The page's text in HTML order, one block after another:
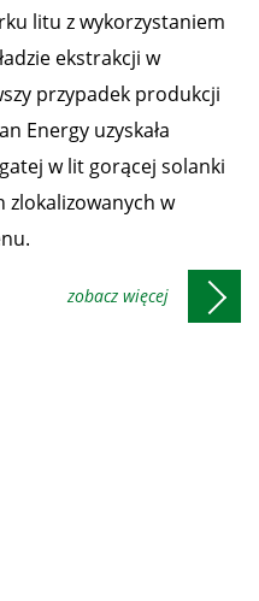
litu z wykorzystaniem
ekstrakcji w
przypadek produkcji
Energy uzyskała
w lit gorącej solanki
zlokalizowanych w